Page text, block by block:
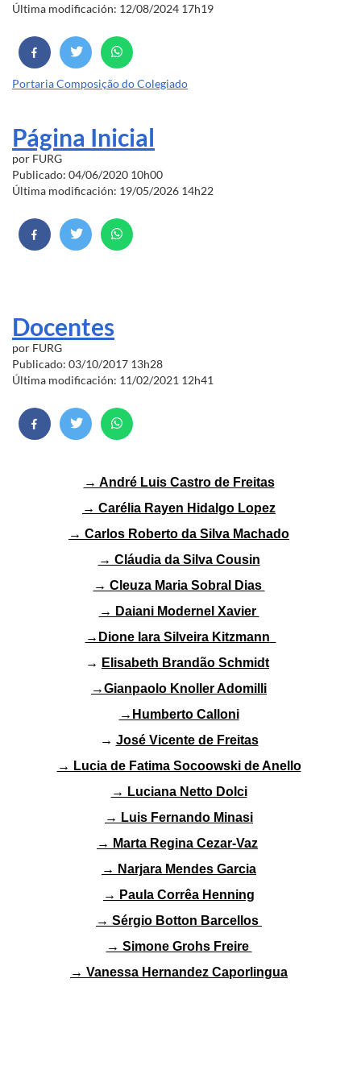
Última modificación: 12/08/2024 17h19
Portaria Composição do Colegiado
Página Inicial
por FURG
Publicado: 04/06/2020 10h00
Última modificación: 19/05/2026 14h22
Docentes
por FURG
Publicado: 03/10/2017 13h28
Última modificación: 11/02/2021 12h41
→ André Luis Castro de Freitas
→ Carélia Rayen Hidalgo Lopez
→ Carlos Roberto da Silva Machado
→ Cláudia da Silva Cousin
→ Cleuza Maria Sobral Dias
→ Daiani Modernel Xavier
→Dione Iara Silveira Kitzmann
→ Elisabeth Brandão Schmidt
→Gianpaolo Knoller Adomilli
→Humberto Calloni
→ José Vicente de Freitas
→ Lucia de Fatima Socoowski de Anello
→ Luciana Netto Dolci
→ Luis Fernando Minasi
→ Marta Regina Cezar-Vaz
→ Narjara Mendes Garcia
→ Paula Corrêa Henning
→ Sérgio Botton Barcellos
→ Simone Grohs Freire
→ Vanessa Hernandez Caporlingua